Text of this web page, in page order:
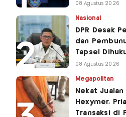
08 Agustus 2026
Nasional
DPR Desak
dan
Tapsel
08 Agustus 2026
Megapolitan
Nekat
Hexymer,
Transaksi di